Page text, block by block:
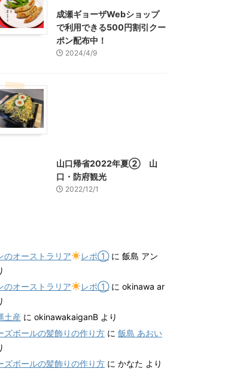
成瀬ギョーザWebショップ
で利用できる500円割引クー
ポン配布中！
2024/4/9
山口帰省2022年夏② 山
口・防府観光
2022/12/1
のオーストラリア レポ①に 飯島 アン
のオーストラリア
レポ①に okinawa ar
土産 に okinawakaiganB より
ズボールの髪飾りの作り方 に 飯島 あおい
ズボールの髪飾りの作り方 に かなた より